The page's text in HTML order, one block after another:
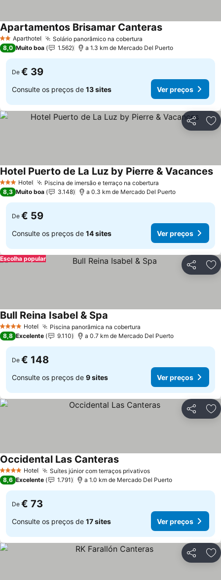
2 EstrelasAparthotel Solário panorâmico na cobertura
Apartamentos Brisamar Canteras
8,0 Muito boa 1.562 a 1.3 km de Mercado Del Puerto
De € 39
Consulte os preços de 13 sites Ver preços
Partilhar
3 EstrelasHotel Piscina de imersão e terraço na cobertura
Hotel Puerto de La Luz by Pierre & Vacances
8,3 Muito boa 3.148 a 0.3 km de Mercado Del Puerto
De € 59
Consulte os preços de 14 sites Ver preços
Partilhar
Escolha popular
4 EstrelasHotel Piscina panorâmica na cobertura
Bull Reina Isabel & Spa
8,8 Excelente 9.110 a 0.7 km de Mercado Del Puerto
De € 148
Consulte os preços de 9 sites Ver preços
Partilhar
4 EstrelasHotel Suítes júnior com terraços privativos
Occidental Las Canteras
8,6 Excelente 1.791 a 1.0 km de Mercado Del Puerto
De € 73
Consulte os preços de 17 sites Ver preços
Partilhar